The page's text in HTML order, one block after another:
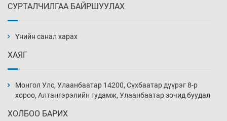
нэмэгджээ
15 цаг 32 мин
СУРТАЛЧИЛГАА БАЙРШУУЛАХ
Үнийн санал харах
ХАЯГ
Монгол Улс, Улаанбаатар 14200, Сүхбаатар дүүрэг 8-р
хороо, Алтангэрэлийн гудамж, Улаанбаатар зочид буудал
ХОЛБОО БАРИХ